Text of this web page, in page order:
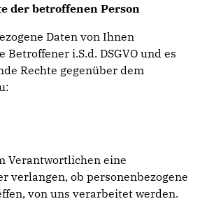
der betroffenen Person
Daten von Ihnen
i.S.d. DSGVO und es
Rechte gegenüber dem
Verantwortlichen eine
verlangen, ob personenbezogene
von uns verarbeitet werden.